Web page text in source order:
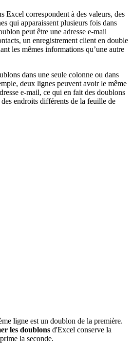
Excel correspondent à des valeurs, des
qui apparaissent plusieurs fois dans
peut être une adresse e‑mail
un enregistrement client en double
les mêmes informations qu’une autre
dans une seule colonne ou dans
deux lignes peuvent avoir le même
e‑mail, ce qui en fait des doublons
endroits différents de la feuille de
ligne est un doublon de la première.
les doublons d'Excel conserve la
la seconde.